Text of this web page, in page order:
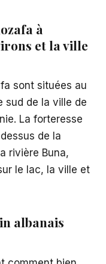
à
et la ville
sont situées au
sud de la ville de
La forteresse
de la
rivière Buna,
le lac, la ville et
albanais